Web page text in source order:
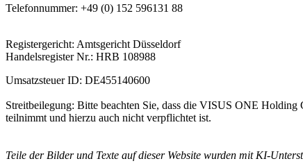
Telefonnummer: +49 (0) 152 596131 88
Registergericht: Amtsgericht Düsseldorf
Handelsregister Nr.: HRB 108988
Umsatzsteuer ID: DE455140600
Streitbeilegung: Bitte beachten Sie, dass die VISUS ONE Holding
teilnimmt und hierzu auch nicht verpflichtet ist.
Teile der Bilder und Texte auf dieser Website wurden mit KI-